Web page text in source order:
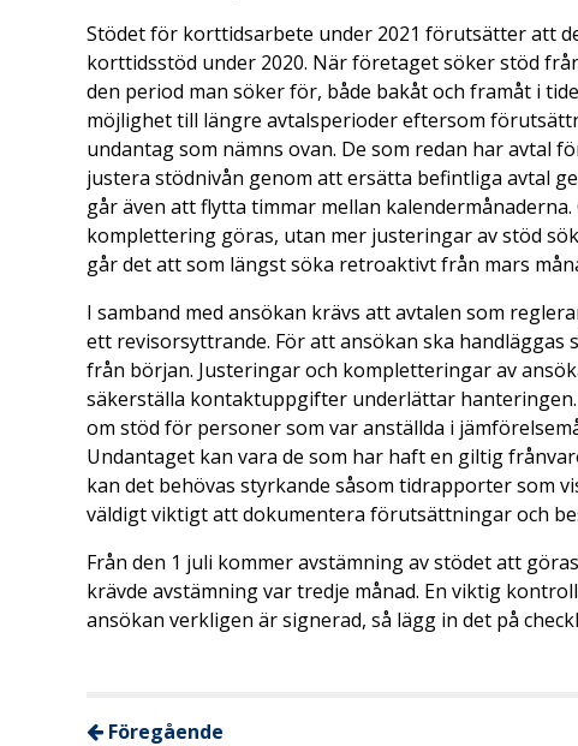
Stödet för korttidsarbete under 2021 förutsätter att
korttidsstöd under 2020. När företaget söker stöd
den period man söker för, både bakåt och framåt i
möjlighet till längre avtalsperioder eftersom
undantag som nämns ovan. De som redan har avtal
justera stödnivån genom att ersätta befintliga avtal
går även att flytta timmar mellan
komplettering göras, utan mer justeringar av stöd
går det att som längst söka retroaktivt från mars
I samband med ansökan krävs att avtalen som
ett revisorsyttrande. För att ansökan ska
från början. Justeringar och kompletteringar av
säkerställa kontaktuppgifter underlättar
om stöd för personer som var anställda i
Undantaget kan vara de som har haft en giltig
kan det behövas styrkande såsom tidrapporter som
väldigt viktigt att dokumentera förutsättningar och
Från den 1 juli kommer avstämning av stödet att
krävde avstämning var tredje månad. En viktig
ansökan verkligen är signerad, så lägg in det på
Föregående